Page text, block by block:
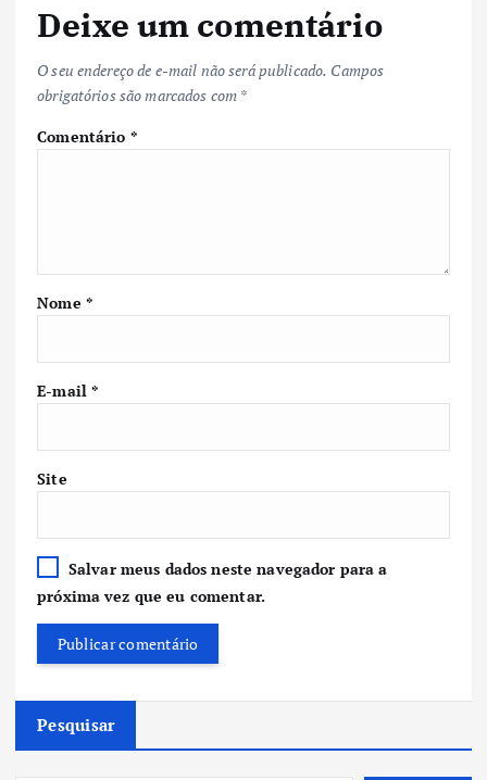
Deixe um comentário
O seu endereço de e-mail não será publicado. Campos
obrigatórios são marcados com *
Comentário *
Nome *
E-mail*
Site
Salvar meus dados neste navegador para a
próxima vez que eu comentar.
Pesquisar